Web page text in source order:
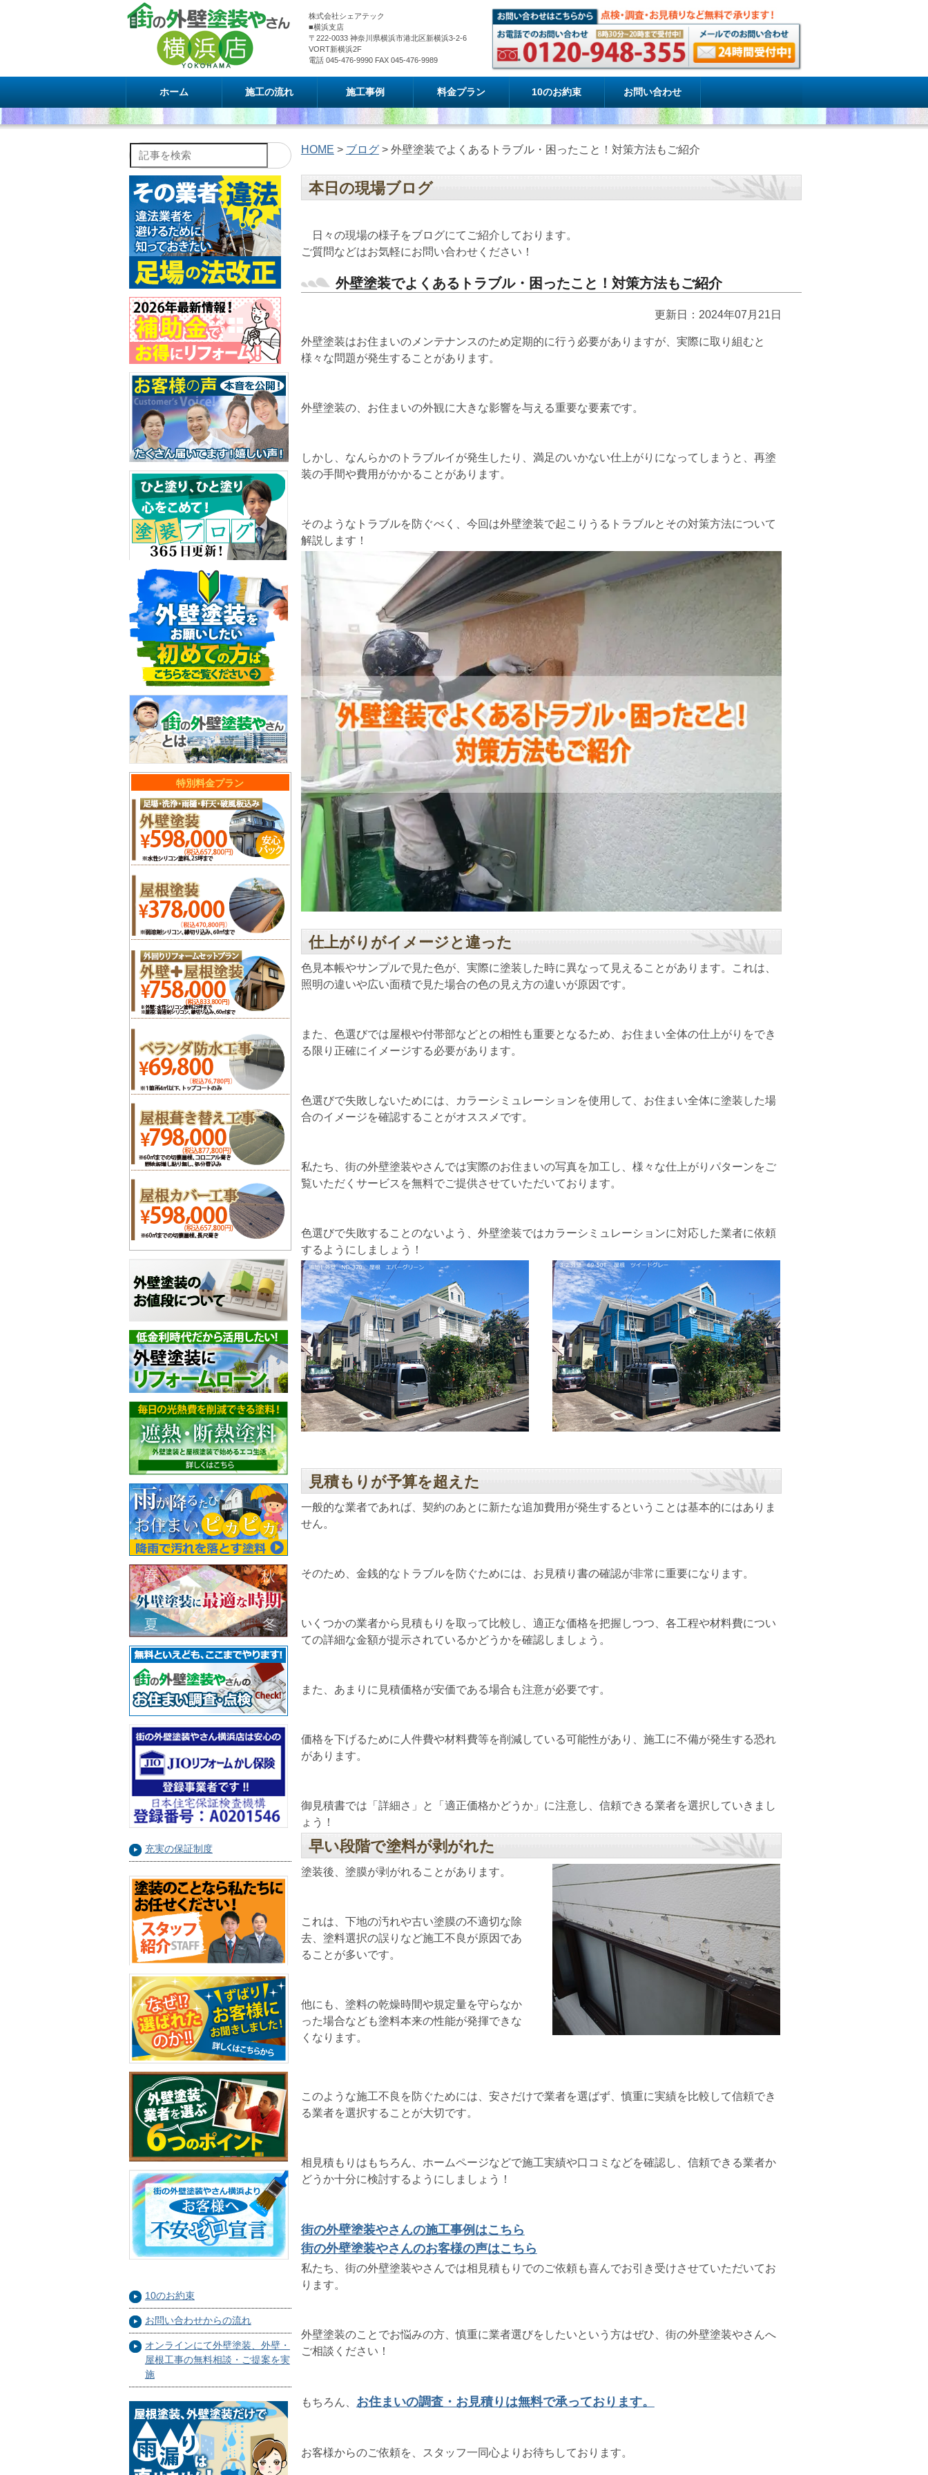
株式会社シェアテック
■横浜支店
〒222-0033 神奈川県横浜市港北区新横浜3-2-6
VORT新横浜2F
電話 045-476-9990 FAX 045-476-9989
ホーム 施工の流れ 施工事例 料金プラン 10のお約束 お問い合わせ
記事を検索
特別料金プラン
充実の保証制度
10のお約束
お問い合わせからの流れ
オンラインにて外壁塗装、外壁・
屋根工事の無料相談・ご提案を実
施
HOME > ブログ> 外壁塗装でよくあるトラブル・困ったこと！対策方法もご紹介
本日の現場ブログ
日々の現場の様子をブログにてご紹介しております。
ご質問などはお気軽にお問い合わせください！
外壁塗装でよくあるトラブル・困ったこと！対策方法もご紹介
更新日：2024年07月21日
外壁塗装はお住まいのメンテナンスのため定期的に行う必要がありますが、実際に取り組むと
様々な問題が発生することがあります。
外壁塗装の、お住まいの外観に大きな影響を与える重要な要素です。
しかし、なんらかのトラブルイが発生したり、満足のいかない仕上がりになってしまうと、再塗
装の手間や費用がかかることがあります。
そのようなトラブルを防ぐべく、今回は外壁塗装で起こりうるトラブルとその対策方法について
解説します！
仕上がりがイメージと違った
色見本帳やサンプルで見た色が、実際に塗装した時に異なって見えることがあります。これは、
照明の違いや広い面積で見た場合の色の見え方の違いが原因です。
また、色選びでは屋根や付帯部などとの相性も重要となるため、お住まい全体の仕上がりをでき
る限り正確にイメージする必要があります。
色選びで失敗しないためには、カラーシミュレーションを使用して、お住まい全体に塗装した場
合のイメージを確認することがオススメです。
私たち、街の外壁塗装やさんでは実際のお住まいの写真を加工し、様々な仕上がりパターンをご
覧いただくサービスを無料でご提供させていただいております。
色選びで失敗することのないよう、外壁塗装ではカラーシミュレーションに対応した業者に依頼
するようにしましょう！
見積もりが予算を超えた
一般的な業者であれば、契約のあとに新たな追加費用が発生するということは基本的にはありま
せん。
そのため、金銭的なトラブルを防ぐためには、お見積り書の確認が非常に重要になります。
いくつかの業者から見積もりを取って比較し、適正な価格を把握しつつ、各工程や材料費につい
ての詳細な金額が提示されているかどうかを確認しましょう。
また、あまりに見積価格が安価である場合も注意が必要です。
価格を下げるために人件費や材料費等を削減している可能性があり、施工に不備が発生する恐れ
があります。
御見積書では「詳細さ」と「適正価格かどうか」に注意し、信頼できる業者を選択していきまし
ょう！
早い段階で塗料が剥がれた
塗装後、塗膜が剥がれることがあります。
これは、下地の汚れや古い塗膜の不適切な除
去、塗料選択の誤りなど施工不良が原因であ
ることが多いです。
他にも、塗料の乾燥時間や規定量を守らなか
った場合なども塗料本来の性能が発揮できな
くなります。
このような施工不良を防ぐためには、安さだけで業者を選ばず、慎重に実績を比較して信頼でき
る業者を選択することが大切です。
相見積もりはもちろん、ホームページなどで施工実績や口コミなどを確認し、信頼できる業者か
どうか十分に検討するようにしましょう！
街の外壁塗装やさんの施工事例はこちら
街の外壁塗装やさんのお客様の声はこちら
私たち、街の外壁塗装やさんでは相見積もりでのご依頼も喜んでお引き受けさせていただいてお
ります。
外壁塗装のことでお悩みの方、慎重に業者選びをしたいという方はぜひ、街の外壁塗装やさんへ
ご相談ください！
もちろん、 お住まいの調査・お見積りは無料で承っております。
お客様からのご依頼を、スタッフ一同心よりお待ちしております。